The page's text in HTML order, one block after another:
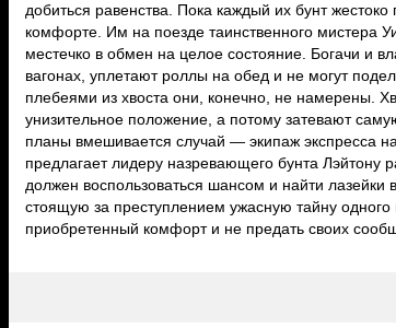
добиться равенства. Пока каждый их бунт
комфорте. Им на поезде таинственного мистера
местечко в обмен на целое состояние. Богачи и
вагонах, уплетают роллы на обед и не могут
плебеями из хвоста они, конечно, не намерены.
унизительное положение, а потому затевают
планы вмешивается случай — экипаж экспресса
предлагает лидеру назревающего бунта Лэйтону
должен воспользоваться шансом и найти
стоящую за преступлением ужасную тайну одного
приобретенный комфорт и не предать своих